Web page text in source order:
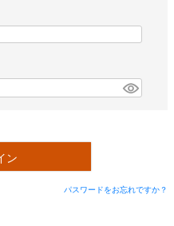
ン
パスワードをお忘れですか？